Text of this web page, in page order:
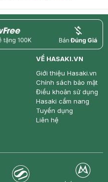
price
VỀ HASAKI.VN
Giới thiệu Hasaki.vn
Chính sách bảo mật
Điều khoản sử dụng
Hasaki cẩm nang
Tuyển dụng
Liên hệ